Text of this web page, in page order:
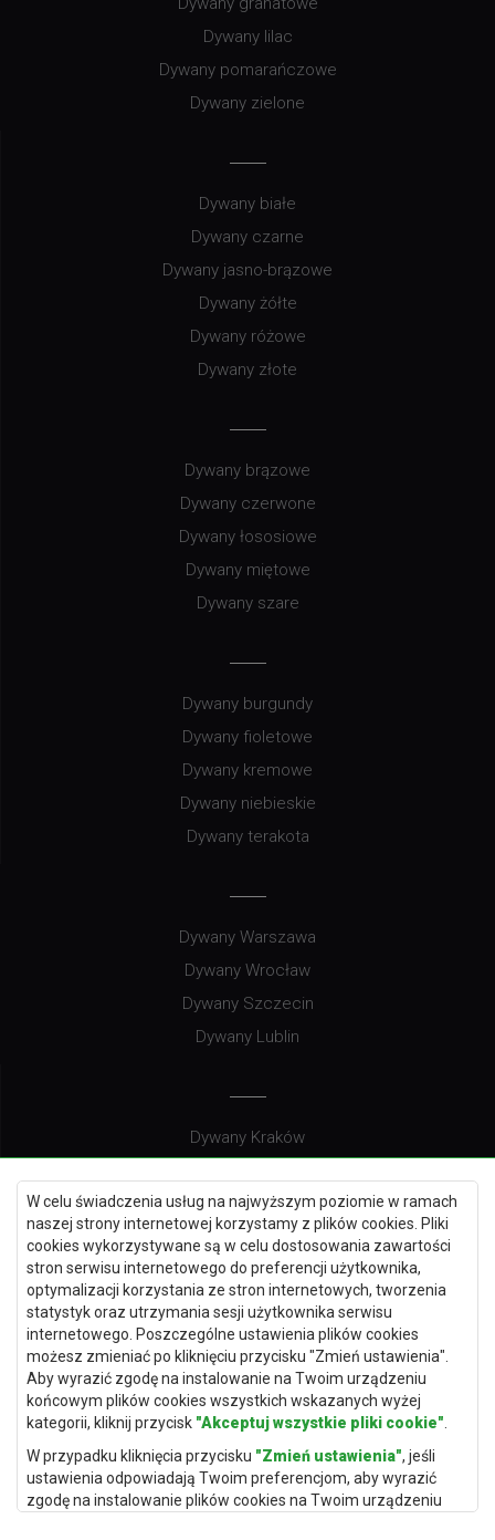
W celu świadczenia usług na najwyższym poziomie w ramach
naszej strony internetowej korzystamy z plików cookies. Pliki
cookies wykorzystywane są w celu dostosowania zawartości
stron serwisu internetowego do preferencji użytkownika,
optymalizacji korzystania ze stron internetowych, tworzenia
statystyk oraz utrzymania sesji użytkownika serwisu
internetowego. Poszczególne ustawienia plików cookies
możesz zmieniać po kliknięciu przycisku "Zmień ustawienia".
Aby wyrazić zgodę na instalowanie na Twoim urządzeniu
końcowym plików cookies wszystkich wskazanych wyżej
kategorii, kliknij przycisk "Akceptuj wszystkie pliki cookie"
W przypadku kliknięcia przycisku "Zmień ustawienia", jeśli
ustawienia odpowiadają Twoim preferencjom, aby wyrazić
zgodę na instalowanie plików cookies na Twoim urządzeniu
Dywany lilac
Dywany pomarańczowe
Dywany zielone
Dywany białe
Dywany czarne
Dywany jasno-brązowe
Dywany żółte
Dywany różowe
Dywany złote
Dywany brązowe
Dywany czerwone
Dywany łososiowe
Dywany miętowe
Dywany szare
Dywany burgundy
Dywany fioletowe
Dywany kremowe
Dywany niebieskie
Dywany terakota
Dywany Warszawa
Dywany Wrocław
Dywany Szczecin
Dywany Lublin
Dywany Kraków
Dywany Gdynia
Dywany Białystok
Dywany Kielce
Dywany Gdańsk
Dywany Toruń
Dywany Bydgoszcz